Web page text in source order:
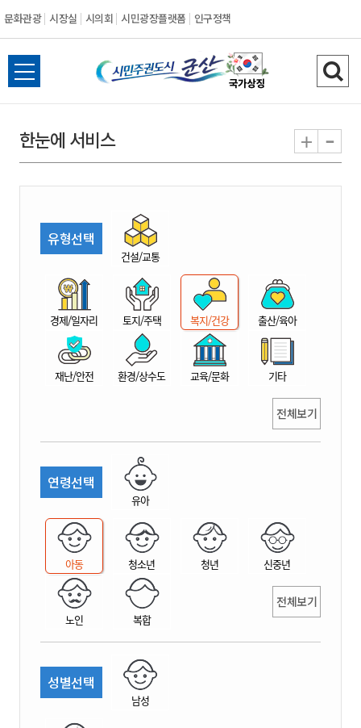
문화관광 시장실 시의회 시민광장플랫폼 인구정책
시
민
권
시
산
전
체
뉴
열
검
색
기
한눈에 서비스 + -
유형선택
건설/교통
경제/일자리 토지/주택 복지/건강 출산/육아
재난/안전 환경/상수도 교육/문화 기타
전체보기
연령선택
유아
아동 청소년 청년 신중년
노인 복합
전체보기
성별선택
남성